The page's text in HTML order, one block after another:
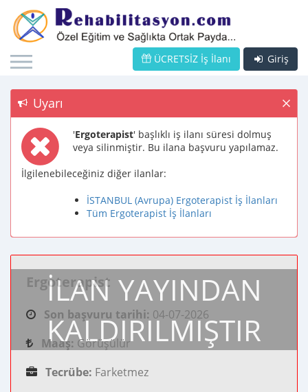
Giriş
ÜCRETSİZ İş İlanı
Uyarı
'Ergoterapist' başlıklı iş ilanı süresi dolmuş
veya silinmiştir. Bu ilana başvuru yapılamaz.
İlgilenebileceğiniz diğer ilanlar:
İSTANBUL (Avrupa) Ergoterapist İş İlanları
Tüm Ergoterapist İş İlanları
İLAN YAYINDAN
KALDIRILMIŞTIR
Ergoterapist
Son başvuru tarihi: 04-07-2026
Maaş: Görüşülür
Tecrübe: Farketmez